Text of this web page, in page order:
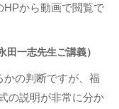
HPから動画で閲覧で
一志先生ご講義）
の判断ですが、福
の説明が非常に分か